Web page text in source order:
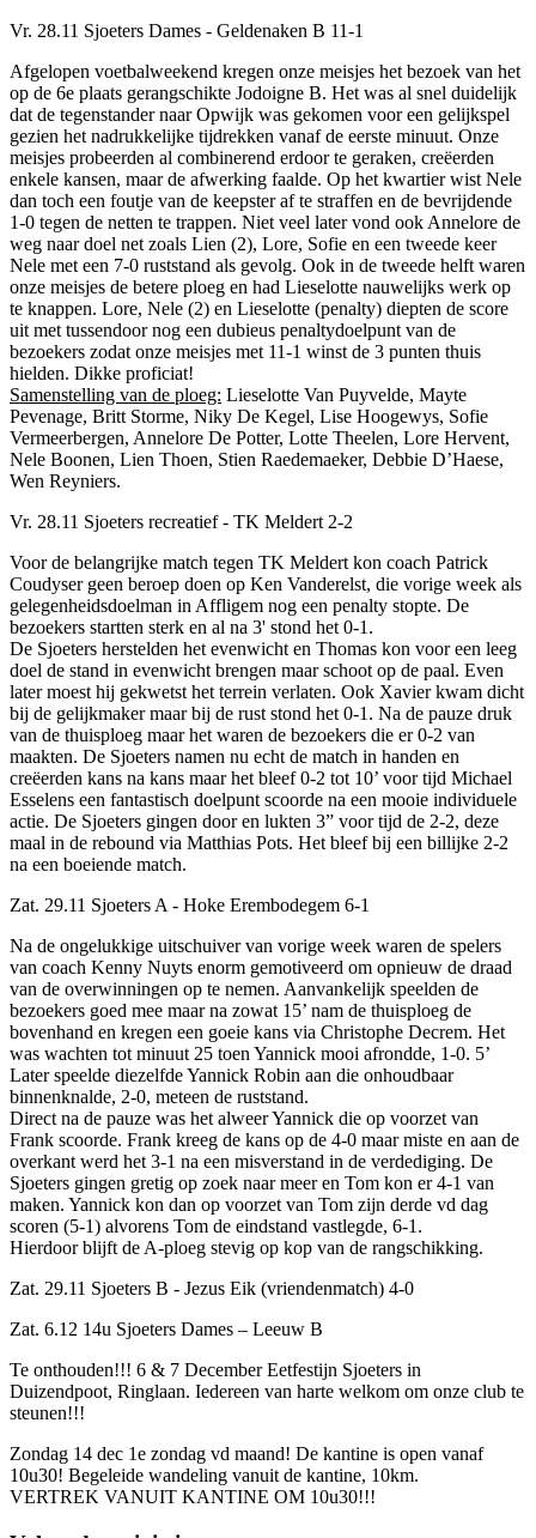
Vr. 28.11 Sjoeters Dames - Geldenaken B 11-1
Afgelopen voetbalweekend kregen onze meisjes het bezoek van het
op de 6e plaats gerangschikte Jodoigne B. Het was al snel duidelijk
dat de tegenstander naar Opwijk was gekomen voor een gelijkspel
gezien het nadrukkelijke tijdrekken vanaf de eerste minuut. Onze
meisjes probeerden al combinerend erdoor te geraken, creëerden
enkele kansen, maar de afwerking faalde. Op het kwartier wist Nele
dan toch een foutje van de keepster af te straffen en de bevrijdende
1-0 tegen de netten te trappen. Niet veel later vond ook Annelore de
weg naar doel net zoals Lien (2), Lore, Sofie en een tweede keer
Nele met een 7-0 ruststand als gevolg. Ook in de tweede helft waren
onze meisjes de betere ploeg en had Lieselotte nauwelijks werk op
te knappen. Lore, Nele (2) en Lieselotte (penalty) diepten de score
uit met tussendoor nog een dubieus penaltydoelpunt van de
bezoekers zodat onze meisjes met 11-1 winst de 3 punten thuis
hielden. Dikke proficiat!
Samenstelling van de ploeg: Lieselotte Van Puyvelde, Mayte
Pevenage, Britt Storme, Niky De Kegel, Lise Hoogewys, Sofie
Vermeerbergen, Annelore De Potter, Lotte Theelen, Lore Hervent,
Nele Boonen, Lien Thoen, Stien Raedemaeker, Debbie D’Haese,
Wen Reyniers.
Vr. 28.11 Sjoeters recreatief - TK Meldert 2-2
Voor de belangrijke match tegen TK Meldert kon coach Patrick
Coudyser geen beroep doen op Ken Vanderelst, die vorige week als
gelegenheidsdoelman in Affligem nog een penalty stopte. De
bezoekers startten sterk en al na 3' stond het 0-1.
De Sjoeters herstelden het evenwicht en Thomas kon voor een leeg
doel de stand in evenwicht brengen maar schoot op de paal. Even
later moest hij gekwetst het terrein verlaten. Ook Xavier kwam dicht
bij de gelijkmaker maar bij de rust stond het 0-1. Na de pauze druk
van de thuisploeg maar het waren de bezoekers die er 0-2 van
maakten. De Sjoeters namen nu echt de match in handen en
creëerden kans na kans maar het bleef 0-2 tot 10’ voor tijd Michael
Esselens een fantastisch doelpunt scoorde na een mooie individuele
actie. De Sjoeters gingen door en lukten 3” voor tijd de 2-2, deze
maal in de rebound via Matthias Pots. Het bleef bij een billijke 2-2
na een boeiende match.
Zat. 29.11 Sjoeters A - Hoke Erembodegem 6-1
Na de ongelukkige uitschuiver van vorige week waren de spelers
van coach Kenny Nuyts enorm gemotiveerd om opnieuw de draad
van de overwinningen op te nemen. Aanvankelijk speelden de
bezoekers goed mee maar na zowat 15’ nam de thuisploeg de
bovenhand en kregen een goeie kans via Christophe Decrem. Het
was wachten tot minuut 25 toen Yannick mooi afrondde, 1-0. 5’
Later speelde diezelfde Yannick Robin aan die onhoudbaar
binnenknalde, 2-0, meteen de ruststand.
Direct na de pauze was het alweer Yannick die op voorzet van
Frank scoorde. Frank kreeg de kans op de 4-0 maar miste en aan de
overkant werd het 3-1 na een misverstand in de verdediging. De
Sjoeters gingen gretig op zoek naar meer en Tom kon er 4-1 van
maken. Yannick kon dan op voorzet van Tom zijn derde vd dag
scoren (5-1) alvorens Tom de eindstand vastlegde, 6-1.
Hierdoor blijft de A-ploeg stevig op kop van de rangschikking.
Zat. 29.11 Sjoeters B - Jezus Eik (vriendenmatch) 4-0
Zat. 6.12 14u Sjoeters Dames – Leeuw B
Te onthouden!!! 6 & 7 December Eetfestijn Sjoeters in
Duizendpoot, Ringlaan. Iedereen van harte welkom om onze club te
steunen!!!
Zondag 14 dec 1e zondag vd maand! De kantine is open vanaf
10u30! Begeleide wandeling vanuit de kantine, 10km.
VERTREK VANUIT KANTINE OM 10u30!!!